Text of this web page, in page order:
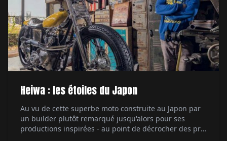
Heiwa : les étoiles du Japon
Au vu de cette superbe moto construite au Japon par
un builder plutôt remarqué jusqu'alors pour ses
productions inspirées - au point de décrocher des prix